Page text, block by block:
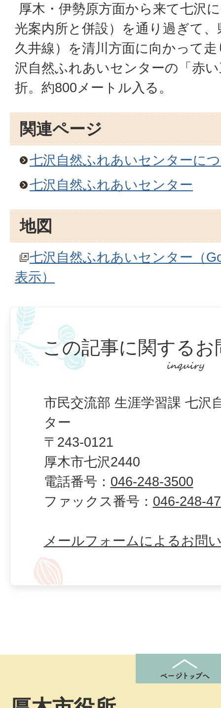
厚木・伊勢原方面から来て七沢
光案内所と併設）を通り過ぎて
久井線）を清川方面に向かって
沢自然ふれあいセンターの「赤
折。約800メートル入る。
関連ページ
七沢自然ふれあいセンターに
七沢自然ふれあいセンター
地図
七沢自然ふれあいセンター（
表示）
この記事に関するお
市民交流部 生涯学習課 七沢
ター
〒243-0121
厚木市七沢2440
電話番号： 046-248-3500
ファックス番号： 046-248-
メールフォームによるお問